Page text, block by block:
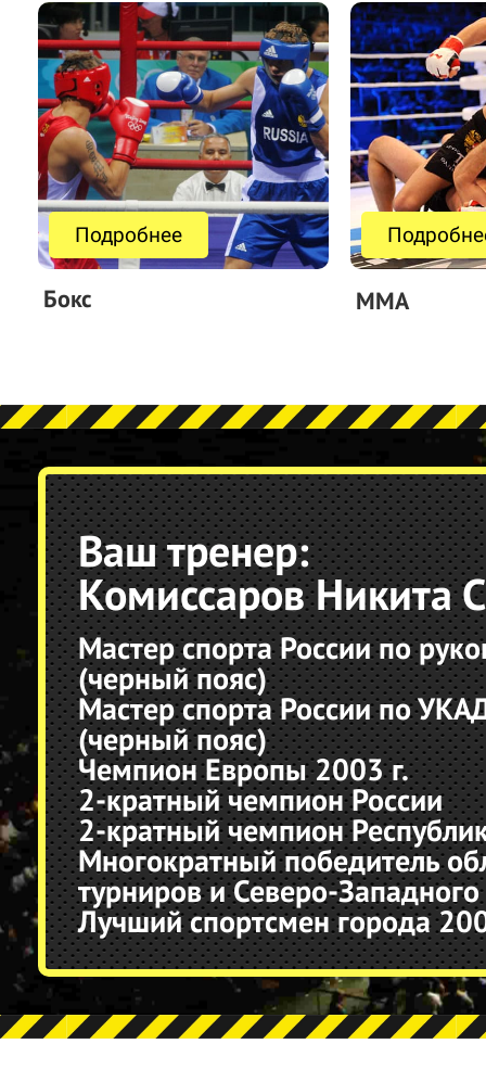
Подробнее
Бокс MMA
Ваш тренер:
Комиссаров Никита
Мастер спорта России по
(черный пояс)
Мастер спорта России по
(черный пояс)
Чемпион Европы 2003 г.
2-кратный чемпион России
2-кратный чемпион
Многократный победитель
турниров и Северо-Западного
Лучший спортсмен города